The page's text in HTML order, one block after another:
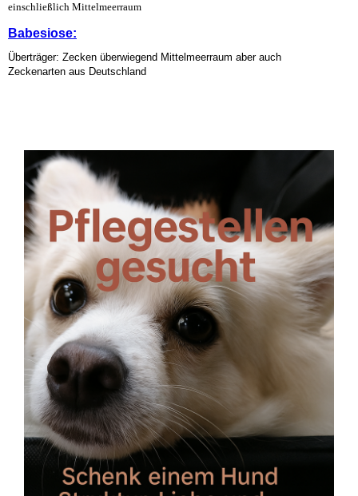
einschließlich Mittelmeerraum
Babesiose:
Überträger: Zecken überwiegend Mittelmeerraum aber auch
Zeckenarten aus Deutschland